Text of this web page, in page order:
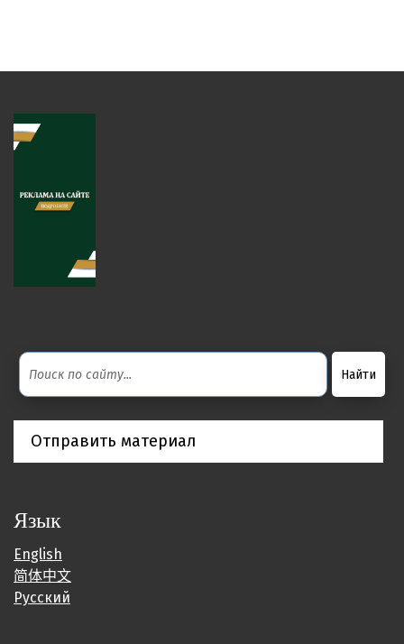
Отправить материал
Язык
English
简体中文
Русский